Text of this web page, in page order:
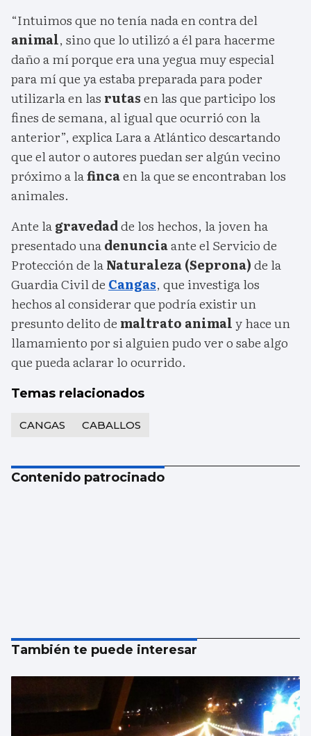
“Intuimos que no tenía nada en contra del
animal, sino que lo utilizó a él para hacerme
daño a mí porque era una yegua muy especial
para mí que ya estaba preparada para poder
utilizarla en las rutasen las que participo los
fines de semana, al igual que ocurrió con la
anterior”, explica Lara a Atlántico descartando
que el autor o autores puedan ser algún vecino
próximo a lafincaen la que se encontraban los
animales.
Ante lagravedadde los hechos, la joven ha
presentado unadenunciaante el Servicio de
Protección de laNaturaleza (Seprona)de la
Guardia Civil de Cangas, que investiga los
hechos al considerar que podría existir un
presunto delito de maltrato animaly hace un
llamamiento por si alguien pudo ver o sabe algo
que pueda aclarar lo ocurrido.
Temas relacionados
CANGAS CABALLOS
Contenido patrocinado
También te puede interesar